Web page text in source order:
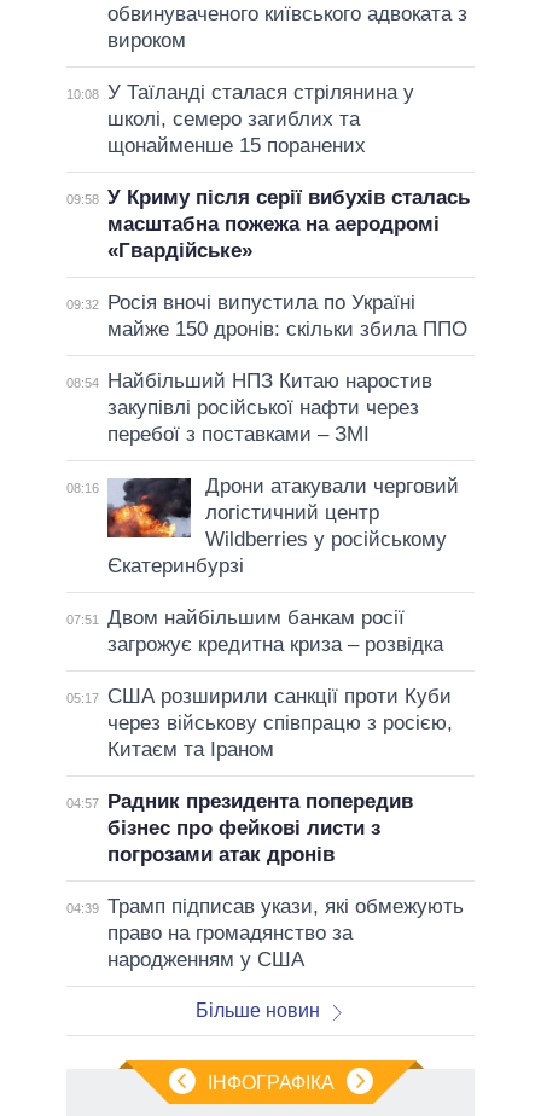
обвинуваченого київського адвоката з
вироком
10:08 У Таїланді сталася стрілянина у
школі, семеро загиблих та
щонайменше 15 поранених
09:58 У Криму після серії вибухів сталась
масштабна пожежа на аеродромі
«Гвардійське»
09:32
Росія вночі випустила по Україні
майже 150 дронів: скільки збила ППО
08:54
Найбільший НПЗ Китаю наростив
закупівлі російської нафти через
перебої з поставками – ЗМІ
08:16
Дрони атакували черговий
логістичний центр
Wildberries у російському
Єкатеринбурзі
07:51
Двом найбільшим банкам росії
загрожує кредитна криза – розвідка
05:17
США розширили санкції проти Куби
через військову співпрацю з росією,
Китаєм та Іраном
04:57
Радник президента попередив
бізнес про фейкові листи з
погрозами атак дронів
04:39 Трамп підписав укази, які обмежують
право на громадянство за
народженням у США
Більше новин
ІНФОГРАФІКА